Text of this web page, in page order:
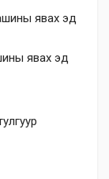
явах эд
явах эд